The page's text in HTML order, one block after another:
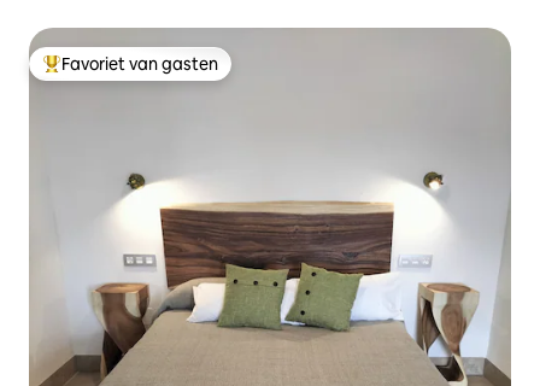
Topfavoriet van gasten
Favoriet van gasten